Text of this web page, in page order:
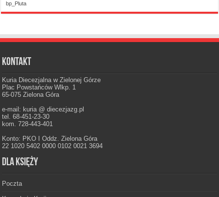
bp_Pluta
Kontakt
Kuria Diecezjalna w Zielonej Górze
Plac Powstańców Wlkp. 1
65-075 Zielona Góra
e-mail: kuria @ diecezjazg.pl
tel. 68-451-23-30
kom. 728-443-401
Konto: PKO I Oddz. Zielona Góra
22 1020 5402 0000 0102 0021 3694
Dla księży
Poczta